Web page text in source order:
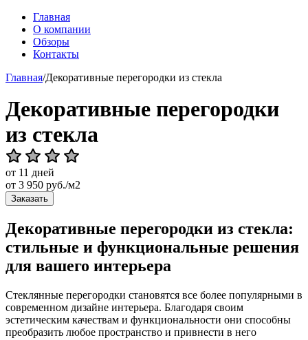
Главная
О компании
Обзоры
Контакты
Главная/Декоративные перегородки из стекла
Декоративные перегородки
из стекла
от 11 дней
от 3 950 руб./м2
Заказать
Декоративные перегородки из стекла:
стильные и функциональные решения
для вашего интерьера
Стеклянные перегородки становятся все более популярными в
современном дизайне интерьера. Благодаря своим
эстетическим качествам и функциональности они способны
преобразить любое пространство и привнести в него